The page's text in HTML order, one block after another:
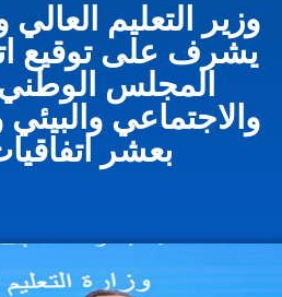
وزير التعليم
يشرف على توقيع
المجلس الوطني
والاجتماعي
بعشر